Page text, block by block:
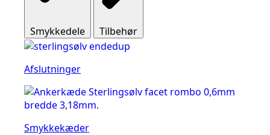
Smykkedele Tilbehør
Afslutninger
Smykkekæder